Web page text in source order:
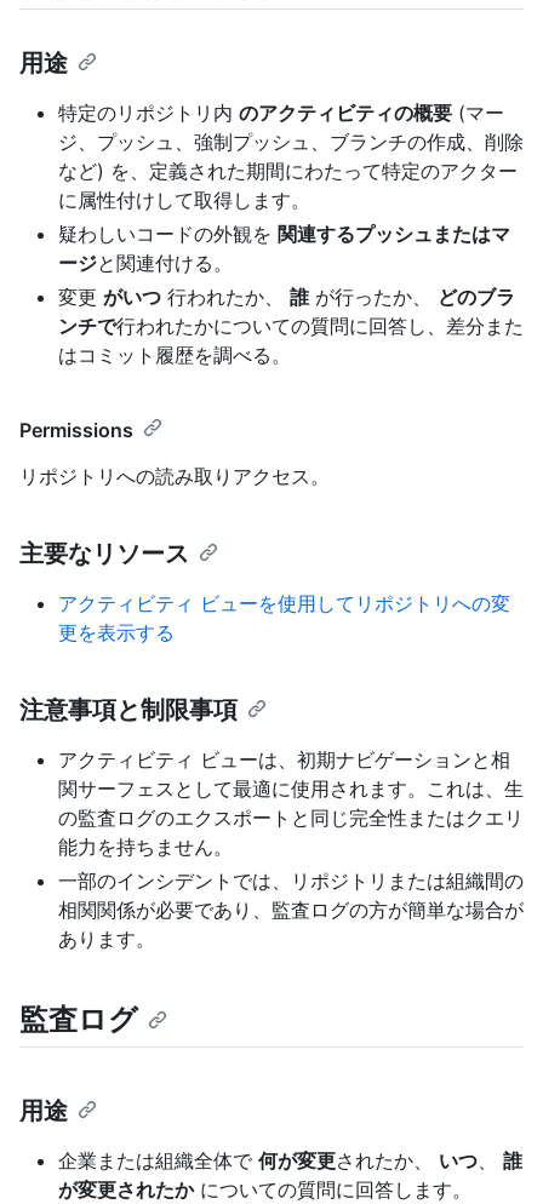
用途
特定のリポジトリ内 のアクティビティの概要 (マー
ジ、プッシュ、強制プッシュ、ブランチの作成、削除
など) を、定義された期間にわたって特定のアクター
に属性付けして取得します。
疑わしいコードの外観を 関連するプッシュまたはマ
ージと関連付ける。
変更 がいつ 行われたか、 誰 が行ったか、 どのブラ
ンチで行われたかについての質問に回答し、差分また
はコミット履歴を調べる。
Permissions
リポジトリへの読み取りアクセス。
主要なリソース
アクティビティ ビューを使用してリポジトリへの変
更を表示する
注意事項と制限事項
アクティビティ ビューは、初期ナビゲーションと相
関サーフェスとして最適に使用されます。これは、生
の監査ログのエクスポートと同じ完全性またはクエリ
能力を持ちません。
一部のインシデントでは、リポジトリまたは組織間の
相関関係が必要であり、監査ログの方が簡単な場合が
あります。
監査ログ
用途
企業または組織全体で 何が変更されたか、 いつ、 誰
が変更されたかについての質問に回答します。